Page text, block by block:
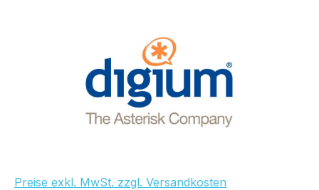
Preise exkl. MwSt. zzgl. Versandkosten